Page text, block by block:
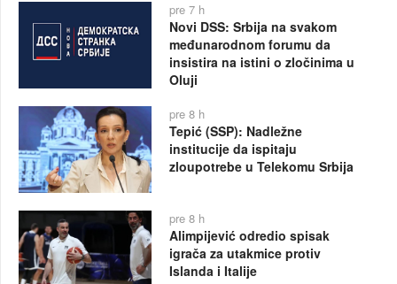
pre 7 h
Novi DSS: Srbija na svakom
međunarodnom forumu da
insistira na istini o zločinima u
Oluji
pre 8 h
Tepić (SSP): Nadležne
institucije da ispitaju
zloupotrebe u Telekomu Srbija
pre 8 h
Alimpijević odredio spisak
igrača za utakmice protiv
Islanda i Italije